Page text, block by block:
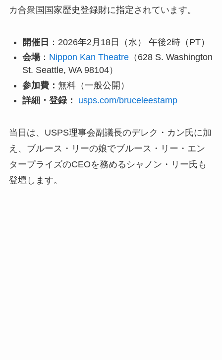
カ合衆国国家歴史登録財に指定されています。
開催日 ：2026年2月18日（水） 午後2時（PT）
会場： Nippon Kan Theatre（628 S. Washington
St. Seattle, WA 98104）
参加費： 無料（一般公開）
詳細・登録：
usps.com/bruceleestamp
当日は、USPS理事会副議長のデレク・カン氏に加
え、ブルース・リーの娘でブルース・リー・エン
タープライズのCEOを務めるシャノン・リー氏も
登壇します。